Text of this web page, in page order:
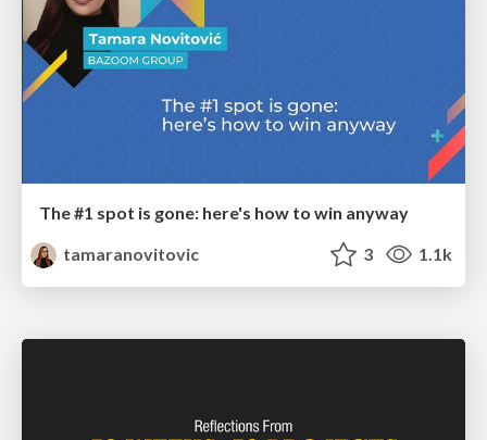
The #1 spot is gone: here's how to win anyway
tamaranovitovic
3 1.1k